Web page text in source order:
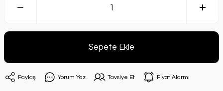
Sepete Ekle
Paylaş Yorum Yaz Tavsiye Et Fiyat Alarmı